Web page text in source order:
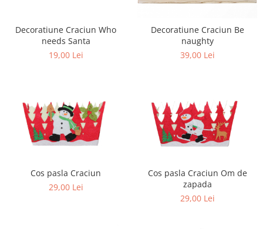
Decoratiune Craciun Who
needs Santa
19,00 Lei
Decoratiune Craciun Be
naughty
39,00 Lei
Cos pasla Craciun
29,00 Lei
Cos pasla Craciun Om de
zapada
29,00 Lei